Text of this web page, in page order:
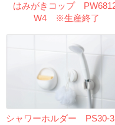
はみがきコップ
W4 ※生産終了
シャワーホルダー PS30-